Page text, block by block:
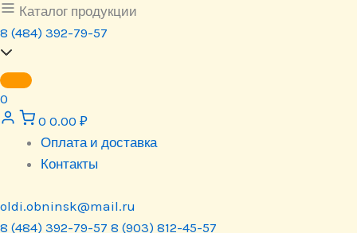
Перейти
к
содержимому
Каталог продукции
8 (484) 392-79-57
0
0 0.00 ₽
Оплата и доставка
Контакты
oldi.obninsk@mail.ru
8 (484) 392-79-57 8 (903) 812-45-57